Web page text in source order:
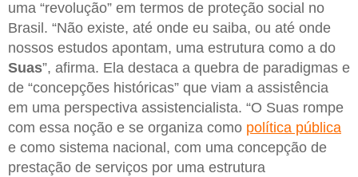
uma “revolução” em termos de proteção social no
Brasil. “Não existe, até onde eu saiba, ou até onde
nossos estudos apontam, uma estrutura como a do
Suas”, afirma. Ela destaca a quebra de paradigmas e
de “concepções históricas” que viam a assistência
em uma perspectiva assistencialista. “O Suas rompe
com essa noção e se organiza como política pública
e como sistema nacional, com uma concepção de
prestação de serviços por uma estrutura